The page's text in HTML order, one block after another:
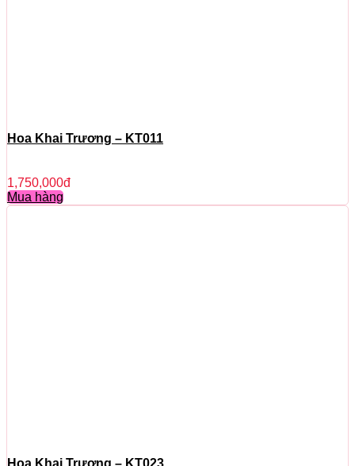
Hoa Khai Trương – KT011
1,750,000đ
Mua hàng
Hoa Khai Trương – KT023